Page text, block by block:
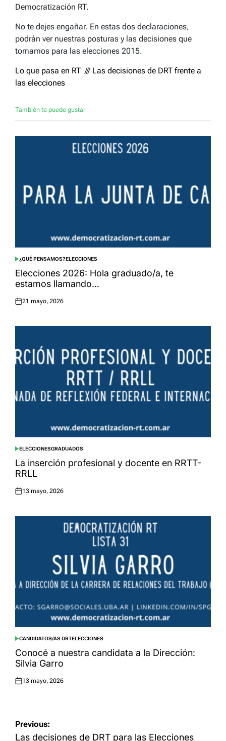
Democratización RT.
No te dejes engañar. En estas dos declaraciones,
podrán ver nuestras posturas y las decisiones que
tomamos para las elecciones 2015.
Lo que pasa en RT /// Las decisiones de DRT frente a
las elecciones
También te puede gustar
POSTED
IN
¿QUÉ PENSAMOS?ELECCIONES
Elecciones 2026: Hola graduado/a, te
estamos llamando…
Posted
21 mayo, 2026
POSTED
IN
ELECCIONESGRADUADOS
La inserción profesional y docente en RRTT-
RRLL
Posted
13 mayo, 2026
POSTED
IN
CANDIDATOS/AS DRTELECCIONES
Conocé a nuestra candidata a la Dirección:
Silvia Garro
Posted
13 mayo, 2026
Navegación
Previous:
Las decisiones de DRT para las Elecciones